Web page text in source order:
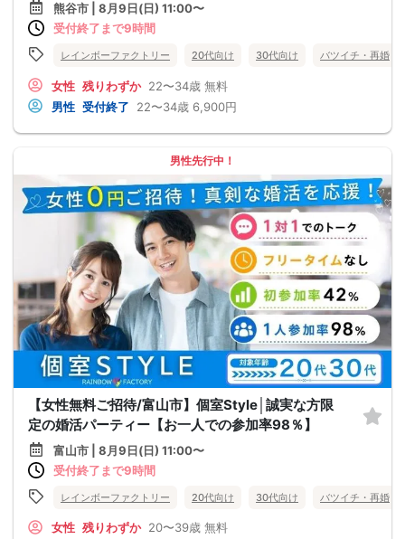
熊谷市 | 8月9日(日) 11:00〜
受付終了まで9時間
レインボーファクトリー 20代向け 30代向け バツイチ・再婚
女性 残りわずか 22〜34歳 無料
男性 受付終了 22〜34歳 6,900円
男性先行中！
【女性無料ご招待/富山市】個室Style│誠実な方限
定の婚活パーティー【お一人での参加率98％】
富山市 | 8月9日(日) 11:00〜
受付終了まで9時間
レインボーファクトリー 20代向け 30代向け バツイチ・再婚
女性 残りわずか 20〜39歳 無料